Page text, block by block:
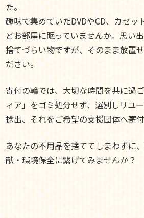
た。
趣味で集めていたDVDやCD、カセッ
どお部屋に眠っていませんか。思い
捨てづらい物ですが、そのまま放置
ださい。
寄付の輪では、大切な時間を共に過
ィア」をゴミ処分せず、選別しリユ
捻出、それをご希望の支援団体へ寄付
あなたの不用品を捨ててしまわずに
献・環境保全に繋げてみませんか？